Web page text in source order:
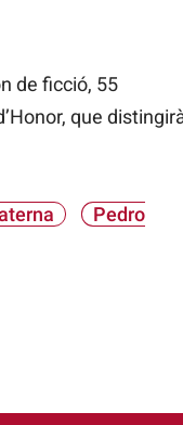
de ficció, 55
que
Pedro